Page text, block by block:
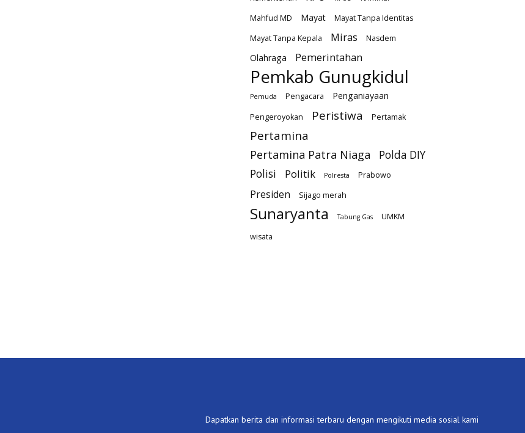
Mahfud MD
Mayat
Mayat Tanpa Identitas
Mayat Tanpa Kepala
Miras Nasdem
Olahraga Pemerintahan
Pemkab Gunugkidul
Pemuda Pengacara Penganiayaan
Pengeroyokan Peristiwa Pertamak
Pertamina
Pertamina Patra Niaga
Polda DIY
Polisi
Politik Polresta Prabowo
Presiden Sijago merah
Sunaryanta Tabung Gas
UMKM
wisata
Dapatkan berita dan informasi terbaru dengan mengikuti media sosial kami